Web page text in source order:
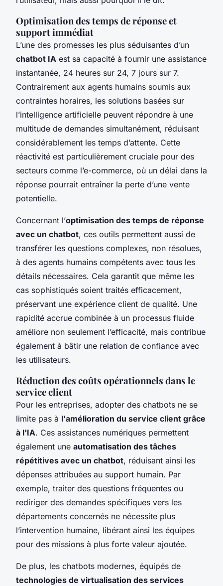
Optimisation des temps de réponse et
support immédiat
L’une des promesses les plus séduisantes d’un
chatbot IA est sa capacité à fournir une assistance
instantanée, 24 heures sur 24, 7 jours sur 7.
Contrairement aux agents humains soumis aux
contraintes horaires, les solutions basées sur
l’intelligence artificielle peuvent répondre à une
multitude de demandes simultanément, réduisant
considérablement les temps d’attente. Cette
réactivité est particulièrement cruciale pour des
secteurs comme l’e-commerce, où un délai dans la
réponse pourrait entraîner la perte d’une vente
potentielle.
Concernant l’optimisation des temps de réponse
avec un chatbot, ces outils permettent aussi de
transférer les questions complexes, non résolues,
à des agents humains compétents avec tous les
détails nécessaires. Cela garantit que même les
cas sophistiqués soient traités efficacement,
préservant une expérience client de qualité. Une
rapidité accrue combinée à un processus fluide
améliore non seulement l’efficacité, mais contribue
également à bâtir une relation de confiance avec
les utilisateurs.
Réduction des coûts opérationnels dans le
service client
Pour les entreprises, adopter des chatbots ne se
limite pas à l'amélioration du service client grâce
à l'IA. Ces assistances numériques permettent
également une automatisation des tâches
répétitives avec un chatbot, réduisant ainsi les
dépenses attribuées au support humain. Par
exemple, traiter des questions fréquentes ou
rediriger des demandes spécifiques vers les
départements concernés ne nécessite plus
l’intervention humaine, libérant ainsi les équipes
pour des missions à plus forte valeur ajoutée.
De plus, les chatbots modernes, équipés de
technologies de virtualisation des services